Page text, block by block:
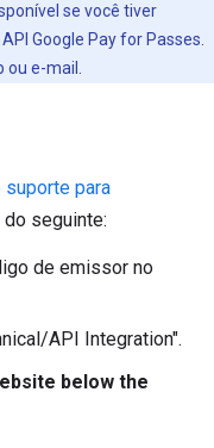
se você tiver
Google Pay for Passes.
e-mail.
para
seguinte:
de emissor no
API Integration".
below the